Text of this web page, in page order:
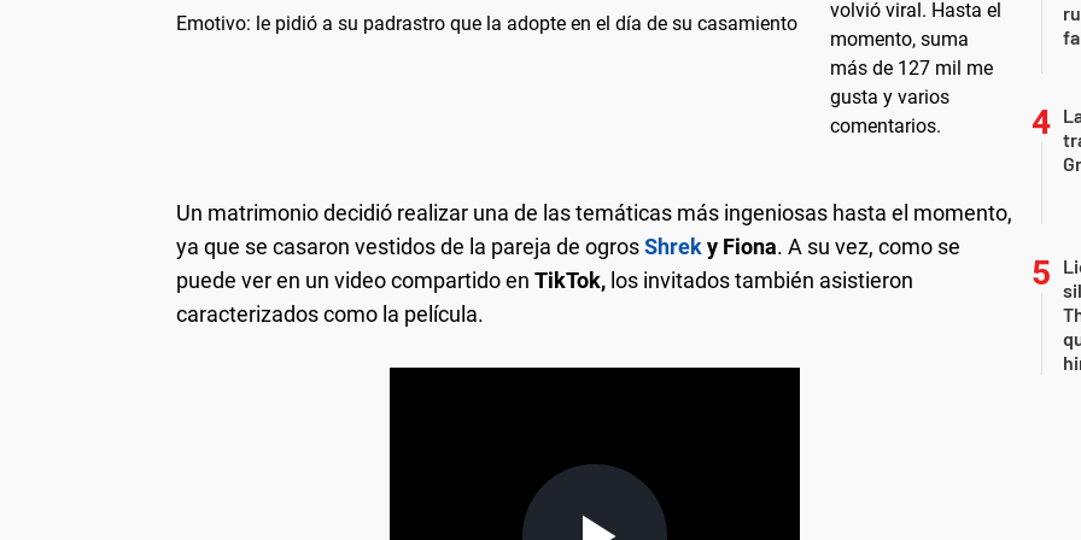
Emotivo: le pidió a su padrastro que la adopte en el día de su casamiento
Un matrimonio decidió realizar una de las temáticas más ingeniosas hasta el momento,
ya que se casaron vestidos de la pareja de ogrosShreky Fiona. A su vez, como se
puede ver en un video compartido en TikTok, los invitados también asistieron
caracterizados como la película.